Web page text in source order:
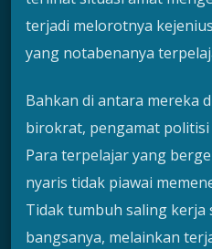
terjadi melorotnya
yang notabenanya
Bahkan di antara mereka
birokrat, pengamat
Para terpelajar yang
nyaris tidak piawai
Tidak tumbuh saling kerja
bangsanya, melainkan